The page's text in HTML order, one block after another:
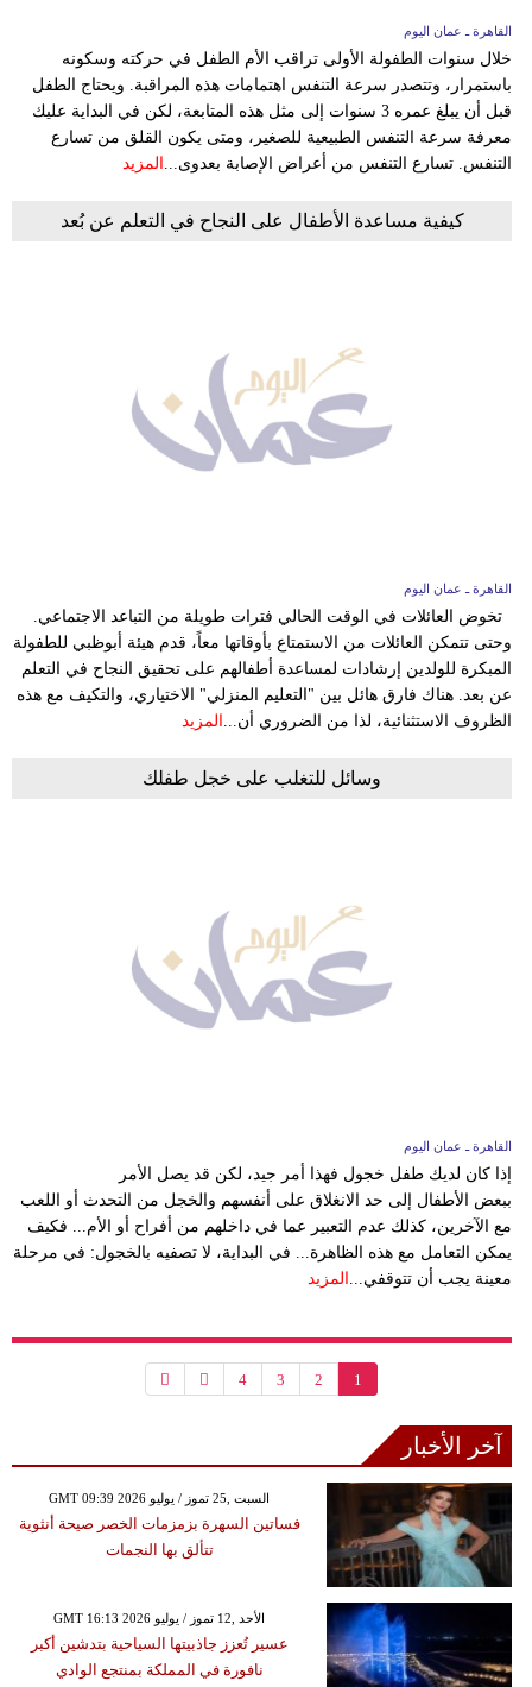
القاهرة ـ عمان اليوم
خلال سنوات الطفولة الأولى تراقب الأم الطفل في حركته وسكونه
باستمرار، وتتصدر سرعة التنفس اهتمامات هذه المراقبة. ويحتاج الطفل
قبل أن يبلغ عمره 3 سنوات إلى مثل هذه المتابعة، لكن في البداية عليك
معرفة سرعة التنفس الطبيعية للصغير، ومتى يكون القلق من تسارع
التنفس. تسارع التنفس من أعراض الإصابة بعدوى...
المزيد
كيفية مساعدة الأطفال على النجاح في التعلم عن بُعد
القاهرة ـ عمان اليوم
تخوض العائلات في الوقت الحالي فترات طويلة من التباعد الاجتماعي.
وحتى تتمكن العائلات من الاستمتاع بأوقاتها معاً، قدم هيئة أبوظبي للطفولة
المبكرة للولدين إرشادات لمساعدة أطفالهم على تحقيق النجاح في التعلم
عن بعد. هناك فارق هائل بين "التعليم المنزلي" الاختياري، والتكيف مع هذه
الظروف الاستثنائية، لذا من الضروري أن... المزيد
وسائل للتغلب على خجل طفلك
القاهرة ـ عمان اليوم
إذا كان لديك طفل خجول فهذا أمر جيد، لكن قد يصل الأمر
ببعض الأطفال إلى حد الانغلاق على أنفسهم والخجل من التحدث أو اللعب
مع الآخرين، كذلك عدم التعبير عما في داخلهم من أفراح أو الأم... فكيف
يمكن التعامل مع هذه الظاهرة... في البداية، لا تصفيه بالخجول: في مرحلة
معينة يجب أن تتوقفي... المزيد
1
2
3
4
آخر الأخبار
GMT 09:39 2026 السبت ,25 تموز / يوليو
فساتين السهرة بزمزمات الخصر صيحة أنثوية
تتألق بها النجمات
GMT 16:13 2026 الأحد ,12 تموز / يوليو
عسير تُعزز جاذبيتها السياحية بتدشين أكبر
نافورة في المملكة بمنتجع الوادي